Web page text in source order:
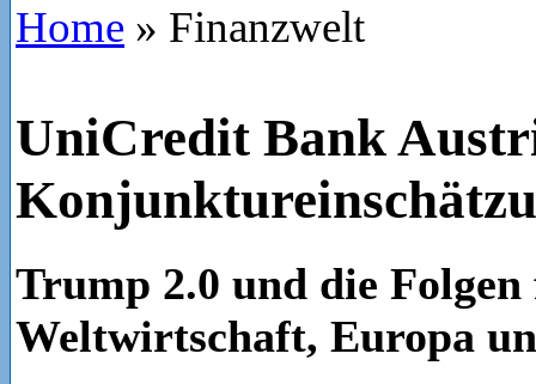
Home » Finanzwelt
UniCredit Bank
Trump 2.0 und die
Weltwirtschaft, Europa